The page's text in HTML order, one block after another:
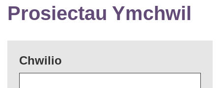
Prosiectau Ymchwil
Chwilio